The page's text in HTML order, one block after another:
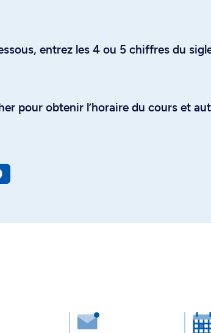
entrez les 4 ou 5 chiffres du
pour obtenir l’horaire du cours et